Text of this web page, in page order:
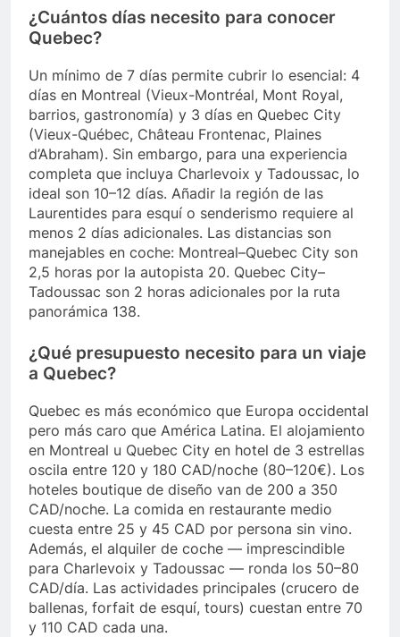
¿Cuántos días necesito para conocer
Quebec?
Un mínimo de 7 días permite cubrir lo esencial: 4
días en Montreal (Vieux-Montréal, Mont Royal,
barrios, gastronomía) y 3 días en Quebec City
(Vieux-Québec, Château Frontenac, Plaines
d’Abraham). Sin embargo, para una experiencia
completa que incluya Charlevoix y Tadoussac, lo
ideal son 10–12 días. Añadir la región de las
Laurentides para esquí o senderismo requiere al
menos 2 días adicionales. Las distancias son
manejables en coche: Montreal–Quebec City son
2,5 horas por la autopista 20. Quebec City–
Tadoussac son 2 horas adicionales por la ruta
panorámica 138.
¿Qué presupuesto necesito para un viaje
a Quebec?
Quebec es más económico que Europa occidental
pero más caro que América Latina. El alojamiento
en Montreal u Quebec City en hotel de 3 estrellas
oscila entre 120 y 180 CAD/noche (80–120€). Los
hoteles boutique de diseño van de 200 a 350
CAD/noche. La comida en restaurante medio
cuesta entre 25 y 45 CAD por persona sin vino.
Además, el alquiler de coche — imprescindible
para Charlevoix y Tadoussac — ronda los 50–80
CAD/día. Las actividades principales (crucero de
ballenas, forfait de esquí, tours) cuestan entre 70
y 110 CAD cada una.